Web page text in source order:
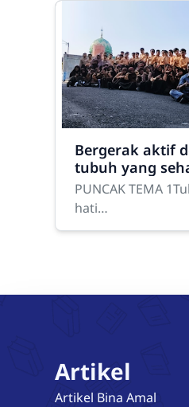
Bergerak aktif
tubuh yang
PUNCAK TEMA
hati
Artikel
Artikel Bina Amal